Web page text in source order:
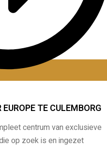
TE CULEMBORG​
centrum van exclusieve
op zoek is en ingezet